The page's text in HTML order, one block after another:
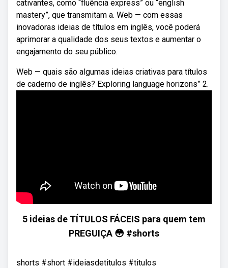
cativantes, como “fluência express” ou “english
mastery”, que transmitam a. Web — com essas
inovadoras ideias de títulos em inglês, você poderá
aprimorar a qualidade dos seus textos e aumentar o
engajamento do seu público.
Web — quais são algumas ideias criativas para títulos
de caderno de inglês? Exploring language horizons” 2.
5 ideias de TÍTULOS FÁCEIS para quem tem
PREGUIÇA 😳 #shorts
shorts #short #ideiasdetitulos #titulos